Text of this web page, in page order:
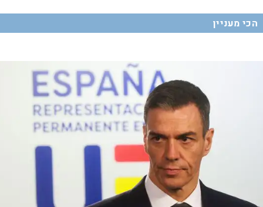
הכי מעניין